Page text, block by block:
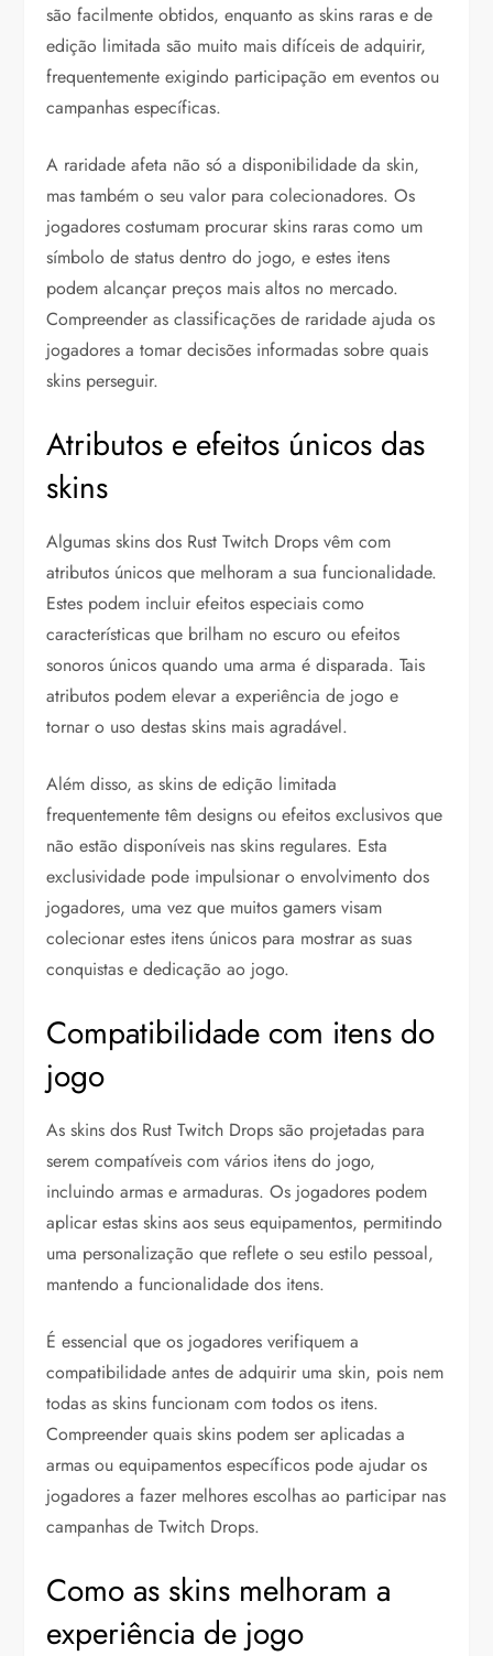
são facilmente obtidos, enquanto as skins raras e de
edição limitada são muito mais difíceis de adquirir,
frequentemente exigindo participação em eventos ou
campanhas específicas.
A raridade afeta não só a disponibilidade da skin,
mas também o seu valor para colecionadores. Os
jogadores costumam procurar skins raras como um
símbolo de status dentro do jogo, e estes itens
podem alcançar preços mais altos no mercado.
Compreender as classificações de raridade ajuda os
jogadores a tomar decisões informadas sobre quais
skins perseguir.
Atributos e efeitos únicos das
skins
Algumas skins dos Rust Twitch Drops vêm com
atributos únicos que melhoram a sua funcionalidade.
Estes podem incluir efeitos especiais como
características que brilham no escuro ou efeitos
sonoros únicos quando uma arma é disparada. Tais
atributos podem elevar a experiência de jogo e
tornar o uso destas skins mais agradável.
Além disso, as skins de edição limitada
frequentemente têm designs ou efeitos exclusivos que
não estão disponíveis nas skins regulares. Esta
exclusividade pode impulsionar o envolvimento dos
jogadores, uma vez que muitos gamers visam
colecionar estes itens únicos para mostrar as suas
conquistas e dedicação ao jogo.
Compatibilidade com itens do
jogo
As skins dos Rust Twitch Drops são projetadas para
serem compatíveis com vários itens do jogo,
incluindo armas e armaduras. Os jogadores podem
aplicar estas skins aos seus equipamentos, permitindo
uma personalização que reflete o seu estilo pessoal,
mantendo a funcionalidade dos itens.
É essencial que os jogadores verifiquem a
compatibilidade antes de adquirir uma skin, pois nem
todas as skins funcionam com todos os itens.
Compreender quais skins podem ser aplicadas a
armas ou equipamentos específicos pode ajudar os
jogadores a fazer melhores escolhas ao participar nas
campanhas de Twitch Drops.
Como as skins melhoram a
experiência de jogo